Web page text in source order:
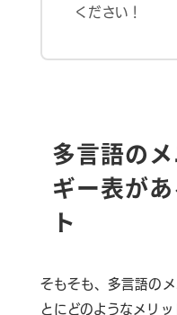
ください！
多言語の
ギー表が
ト
そもそも、多言語の
とにどのようなメリ